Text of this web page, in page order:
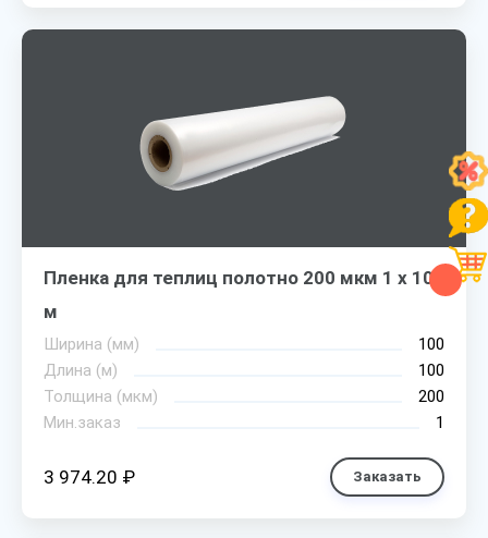
Пленка для теплиц полотно 200 мкм 1 х 100
м
Ширина (мм)
100
Длина (м)
100
Толщина (мкм)
200
Мин.заказ
1
3 974.20 ₽ Заказать